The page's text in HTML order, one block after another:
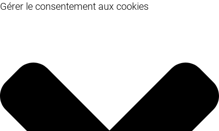
Gérer le consentement aux cookies